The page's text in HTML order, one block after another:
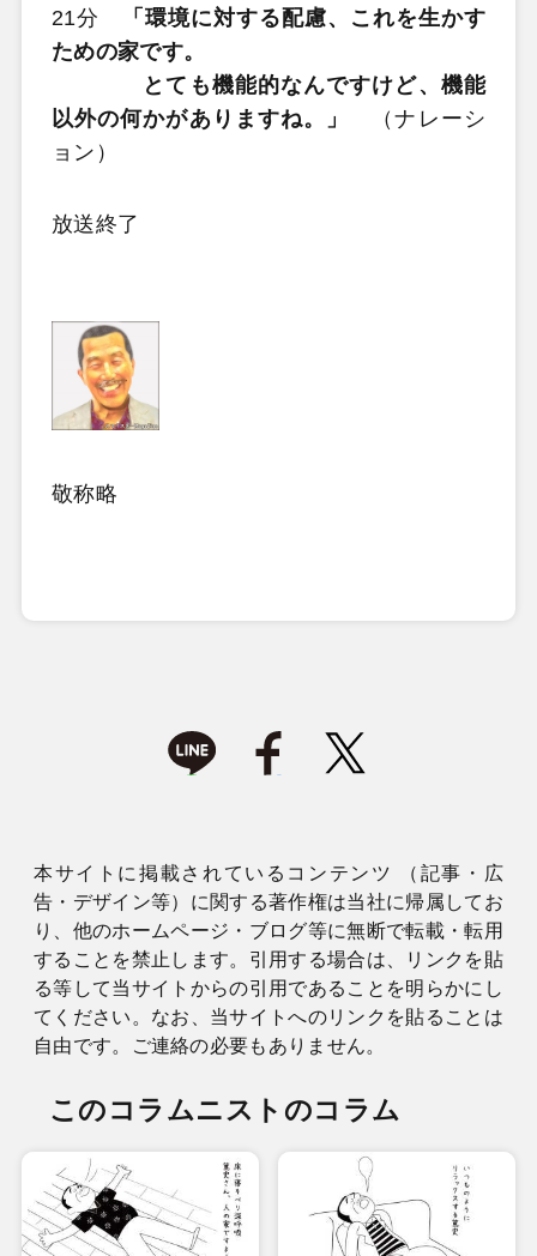
21分
「環境に対する配慮、これを生かす
ための家です。
とても機能的なんですけど、機能
以外の何かがありますね。」
（ナレーシ
ョン）
放送終了
敬称略
本サイトに掲載されているコンテンツ （記事・広
告・デザイン等）に関する著作権は当社に帰属してお
り、他のホームページ・ブログ等に無断で転載・転用
することを禁止します。引用する場合は、リンクを貼
る等して当サイトからの引用であることを明らかにし
てください。なお、当サイトへのリンクを貼ることは
自由です。ご連絡の必要もありません。
このコラムニストのコラム